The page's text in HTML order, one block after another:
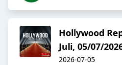
Hollywood
Juli, 05/07/
2026-07-05